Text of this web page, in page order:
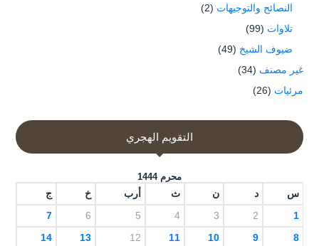
النصائح والتوجيهات (2)
تلاوات (99)
ضيوف الشيخ (49)
غير مصنف (34)
مرئيات (26)
التقويم الهجري
محرم 1444
س د ن ث أرب خ ج
1
2
3
4
5
6
7
8
9
10
11
12
13
14